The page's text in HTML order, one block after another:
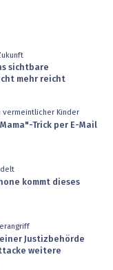
sichtbare
mehr reicht
vermeintlicher Kinder
Trick per E-Mail
kommt dieses
Justizbehörde
weitere